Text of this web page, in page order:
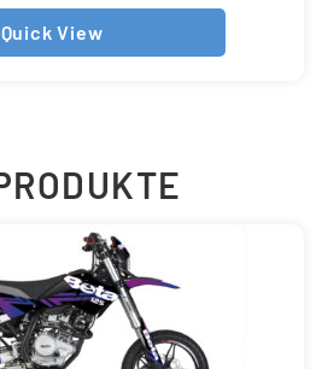
Quick View